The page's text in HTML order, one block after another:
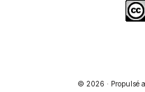
© 2026 · Propulsé